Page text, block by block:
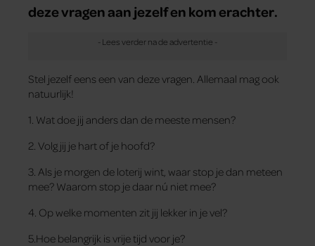
deze vragen aan jezelf en kom erachter.
Stel jezelf eens een van deze vragen. Allemaal mag ook
natuurlijk!
1. Wat doe jij anders dan de meeste mensen?
2. Volg jij je hart of je hoofd?
3. Als je morgen de loterij wint, waar stop je dan meteen
mee? Waarom stop je daar nú niet mee?
4. Op welke momenten zit jij lekker in je vel?
5.Hoe belangrijk is vrije tijd voor je?